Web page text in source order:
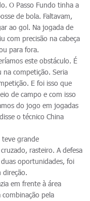
O Passo Fundo tinha a
de bola. Faltavam,
ao gol. Na jogada de
com precisão na cabeça
para fora.
este obstáculo. É
na competição. Seria
E foi isso que
de campo e com isso
do jogo em jogadas
o técnico China
grande
rasteiro. A defesa
oportunidades, foi
direção.
em frente à área
combinação pela